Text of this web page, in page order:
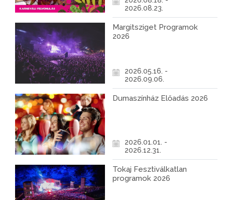
2026.08.23.
Margitsziget Programok
2026
2026.05.16. -
2026.09.06.
Dumaszínház Előadás 2026
2026.01.01. -
2026.12.31.
Tokaj Fesztiválkatlan
programok 2026